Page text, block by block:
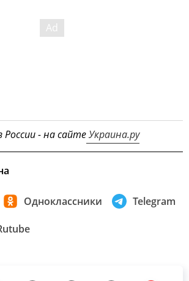
России - на сайтеУкраина.ру
Одноклассники Telegram